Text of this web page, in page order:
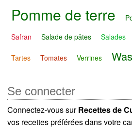
Pomme de terre
Safran
Salade de pâtes Salades
Tartes Tomates Verrines
Se connecter
Connectez-vous surRecettes de
vos recettes préférées dans votre